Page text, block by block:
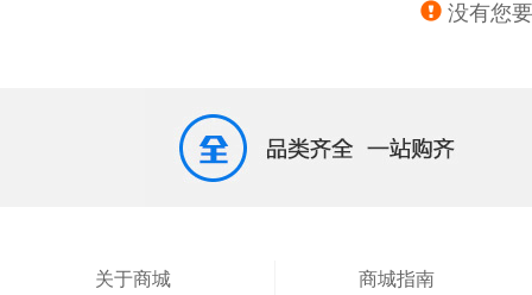
没有您
关于商城 商城指南